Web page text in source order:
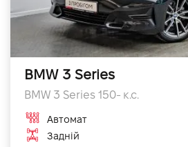
BMW 3 Series
BMW 3 Series 150- к.с.
Автомат
Задній